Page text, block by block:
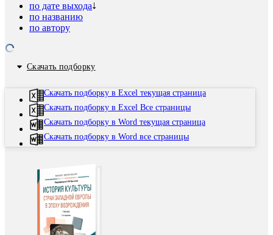
по дате выхода
по названию
по автору
Скачать подборку
Скачать подборку в Excel текущая страница
Скачать подборку в Excel Все страницы
Скачать подборку в Word текущая страница
Скачать подборку в Word все страницы